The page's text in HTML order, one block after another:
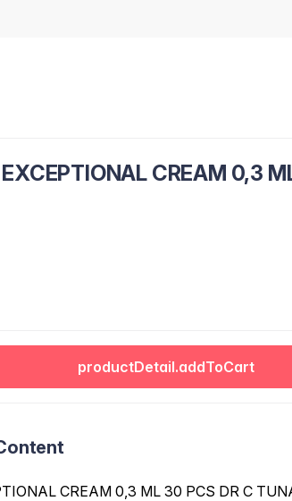
CREAM 0,3
productDetail.addToCart
CREAM 0,3 ML 30 PCS DR C